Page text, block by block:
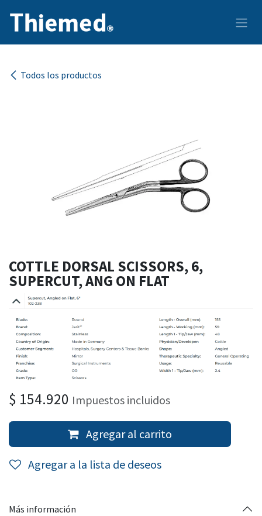
Todos los productos
COTTLE DORSAL SCISSORS, 6,
SUPERCUT, ANG ON FLAT
$ 154.920 Impuestos incluidos
Agregar al carrito
Agregar a la lista de deseos
Más información